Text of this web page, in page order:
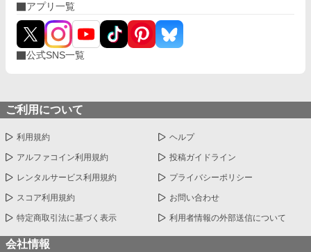
アプリ一覧
公式SNS一覧
ご利用について
利用規約 ヘルプ
アルファコイン利用規約 投稿ガイドライン
レンタルサービス利用規約 プライバシーポリシー
スコア利用規約 お問い合わせ
特定商取引法に基づく表示 利用者情報の外部送信について
会社情報